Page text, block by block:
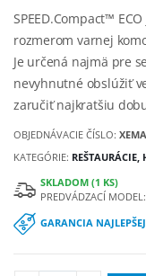
SPEED.Compact™
rozmerom varnej
Je určená najmä pre
nevyhnutné obslúžiť
zaručiť najkratšiu
OBJEDNÁVACIE ČÍSLO:
KATEGÓRIE: REŠTAURÁCIE,
SKLADOM (1 KS)
PREDVÁDZACÍ
GARANCIA